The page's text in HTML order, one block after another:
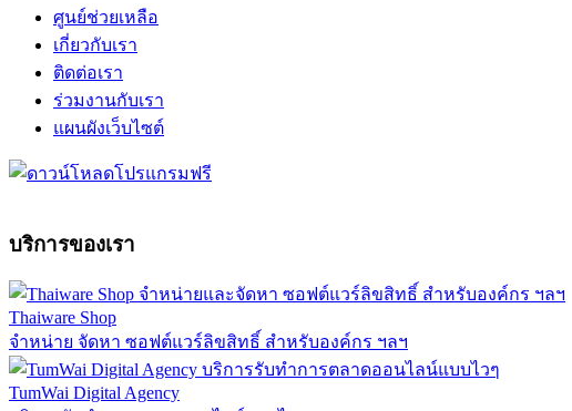
ศูนย์ช่วยเหลือ
เกี่ยวกับเรา
ติดต่อเรา
ร่วมงานกับเรา
แผนผังเว็บไซต์
บริการของเรา
Thaiware Shop
จำหน่าย จัดหา ซอฟต์แวร์ลิขสิทธิ์ สำหรับองค์กร ฯลฯ
TumWai Digital Agency